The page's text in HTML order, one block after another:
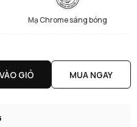
Mạ Chrome sáng bóng
GIỎ MUA NGAY